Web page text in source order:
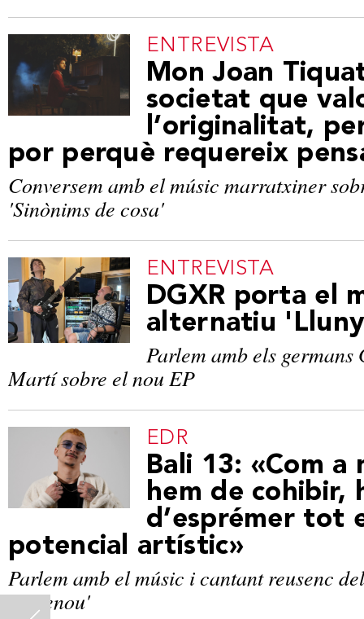
ENTREVISTA
Mon Joan
societat que
l’originalitat,
por perquè requereix
Conversem amb el músic marratxiner
'Sinònims de cosa'
ENTREVISTA
DGXR porta el
alternatiu
Parlem amb els
Martí sobre el nou EP
EDR
Bali 13: «Com a
hem de cohibir,
d’esprémer tot
potencial artístic»
Parlem amb el músic i cantant reusenc
'Enrenou'